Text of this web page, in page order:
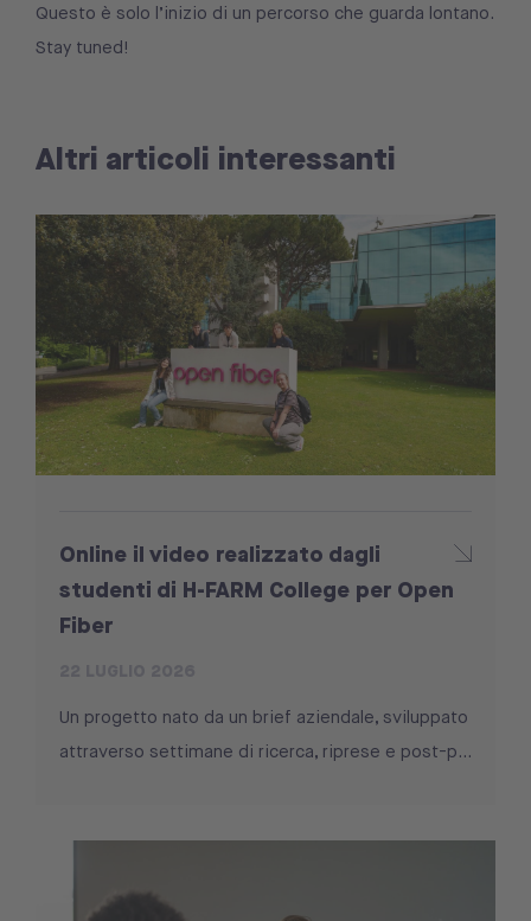
Questo è solo l’inizio di un percorso che guarda lontano.
Stay tuned!
Altri articoli interessanti
Online il video realizzato dagli
studenti di H-FARM College per Open
Fiber
Un progetto nato da un brief aziendale, sviluppato
attraverso settimane di ricerca, riprese e post-p...